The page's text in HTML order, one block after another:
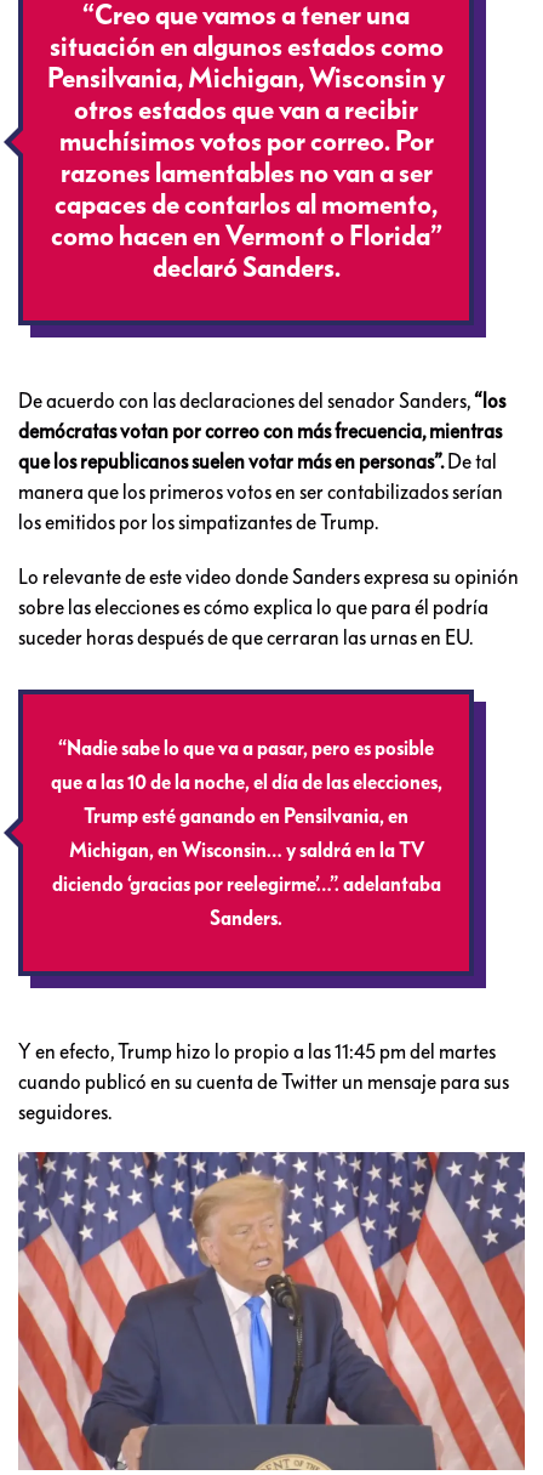
“Creo que vamos a tener una
situación en algunos estados como
Pensilvania, Michigan, Wisconsin y
otros estados que van a recibir
muchísimos votos por correo. Por
razones lamentables no van a ser
capaces de contarlos al momento,
como hacen en Vermont o Florida”
declaró Sanders.
De acuerdo con las declaraciones del senador Sanders,“los
demócratas votan por correo con más frecuencia, mientras
que los republicanos suelen votar más en personas”.De tal
manera que los primeros votos en ser contabilizados serían
los emitidos por los simpatizantes de Trump.
Lo relevante de este video donde Sanders expresa su opinión
sobre las elecciones es cómo explica lo que para él podría
suceder horas después de que cerraran las urnas en EU.
“Nadie sabe lo que va a pasar, pero es posible
que a las 10 de la noche, el día de las elecciones,
Trump esté ganando en Pensilvania, en
Michigan, en Wisconsin… y saldrá en la TV
diciendo ‘gracias por reelegirme’…”. adelantaba
Sanders.
Y en efecto, Trump hizo lo propio a las 11:45 pm del martes
cuando publicó en su cuenta de Twitter un mensaje para sus
seguidores.